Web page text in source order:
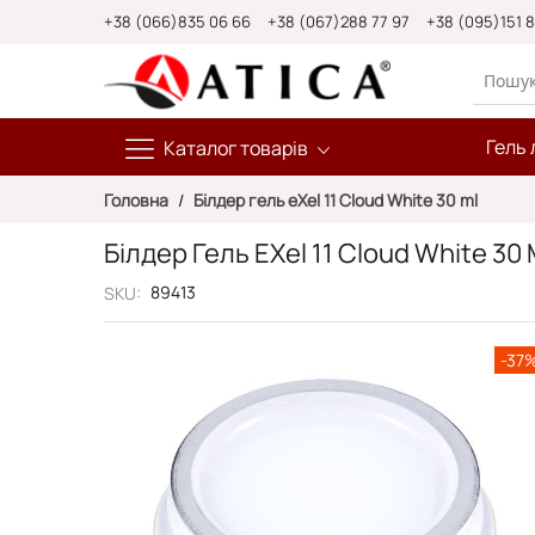
+38 (066)835 06 66 +38 (067)288 77 97 +38 (095)151
Каталог товарів Гель
Головна Білдер гель eXel 11 Cloud White 30 ml
Білдер Гель EXel 11 Cloud White 30
SKU 89413
зображень
-